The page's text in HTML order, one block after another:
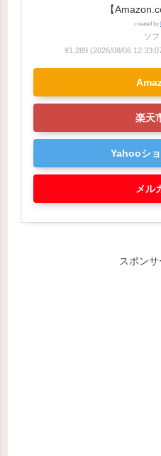
【
created by
ソフ
¥1,289 (2026/08/06
楽天
Yahooシ
メル
スポン